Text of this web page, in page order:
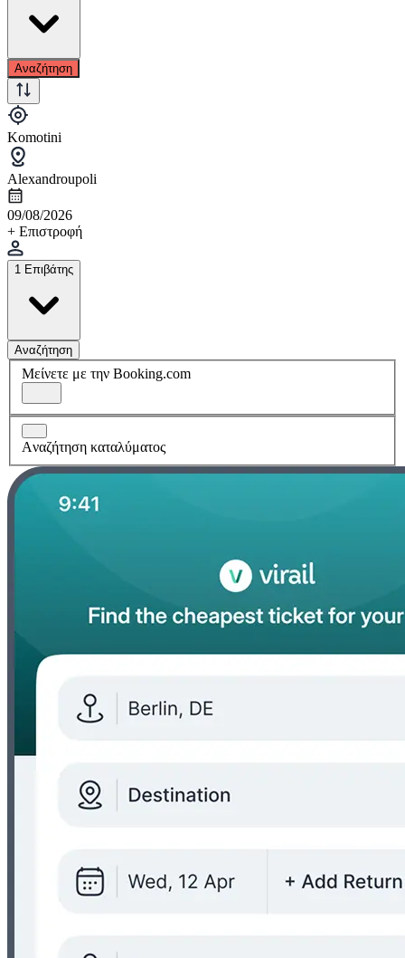
Αναζήτηση
Komotini
Alexandroupoli
09/08/2026
+ Επιστροφή
1 Επιβάτης
Αναζήτηση
Μείνετε με την Booking.com
Aναζήτηση καταλύματος